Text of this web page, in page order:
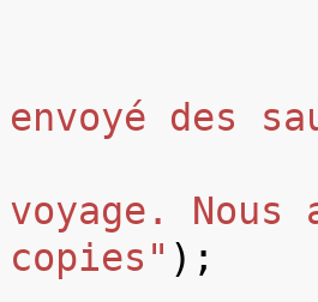
envoyé des
voyage. Nous
copies" );